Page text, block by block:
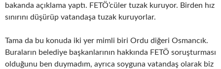
bakanda açıklama yaptı. FETÖ’cüler tuzak kuruyor. Birden hız
sınırını düşürüp vatandaşa tuzak kuruyorlar.
Tama da bu konuda iki yer mimli biri Ordu diğeri Osmancık.
Buraların belediye başkanlarının hakkında FETÖ soruşturması
olduğunu ben duymadım, ayrıca soyguna vatandaş olarak biz